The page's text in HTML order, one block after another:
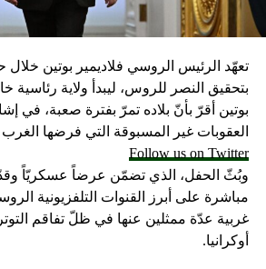
تعهّد الرئيس الروسي فلاديمير بوتين خلال
بتحقيق النصر للروس، ليبدأ ولاية رئاسية
بوتين أقرّ بأنّ بلاده تمرّ بفترة صعبة، في
العقوبات غير المسبوقة التي فرضها
Follow us on Twitter
وبُثّ الحفل، الذي تضمّن عرضاً عسكريّاً
مباشرة على أبرز القنوات التلفزيونية
غربية عدّة ممثلين عنها في ظلّ تفاقم
أوكرانيا.